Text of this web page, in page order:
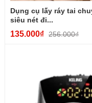
ô vẫn có khả năng
khoảng
hoặc thu gọn lại
xách đồ hoặc khi
Dụng cụ lấy ráy tai
siêu nét đi...
135.000₫ 256.000₫